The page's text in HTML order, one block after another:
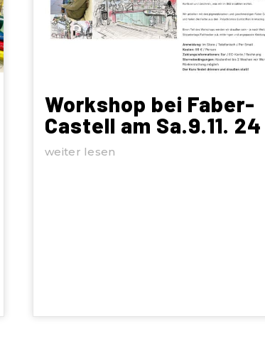
Workshop bei Faber-
Castell am Sa.9.11. 24
weiter lesen